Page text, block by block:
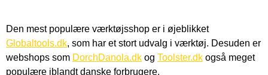
Den mest populære værktøjsshop er i øjeblikket
Globaltools.dk, som har et stort udvalg i værktøj. Desuden er
webshops som DorchDanola.dk og Toolster.dk også meget
populære iblandt danske forbrugere.